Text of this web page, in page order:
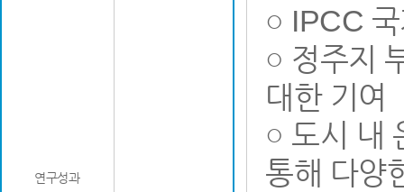
연구성과
○ IPCC
○ 정주지
대한 기여
○ 도시 내
통해 다양